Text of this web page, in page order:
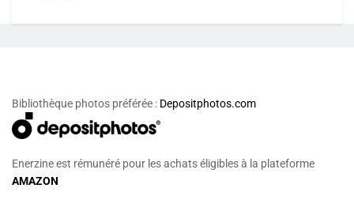
Bibliothèque photos préférée : Depositphotos.com
Enerzine est rémunéré pour les achats éligibles à la plateforme
AMAZON